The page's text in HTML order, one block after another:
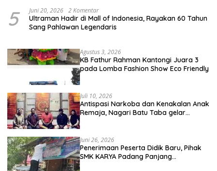
5 Juni 20, 2026 2 Komentar
Ultraman Hadir di Mall of Indonesia, Rayakan 60 Tahun
Sang Pahlawan Legendaris
Agustus 3, 2026
KB Fathur Rahman Kantongi Juara 3
pada Lomba Fashion Show Eco Friendly
Juli 10, 2026
Antispasi Narkoba dan Kenakalan Anak
Remaja, Nagari Batu Taba gelar
Juni 26, 2026
Penerimaan Peserta Didik Baru, Pihak
SMK KARYA Padang Panjang